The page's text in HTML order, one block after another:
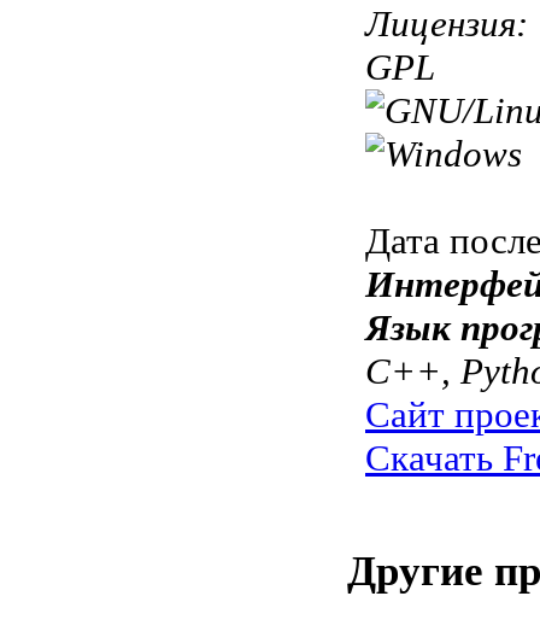
Лицензия:
GPL
Дата
Язык
C++,
Сайт
Скачать
Другие